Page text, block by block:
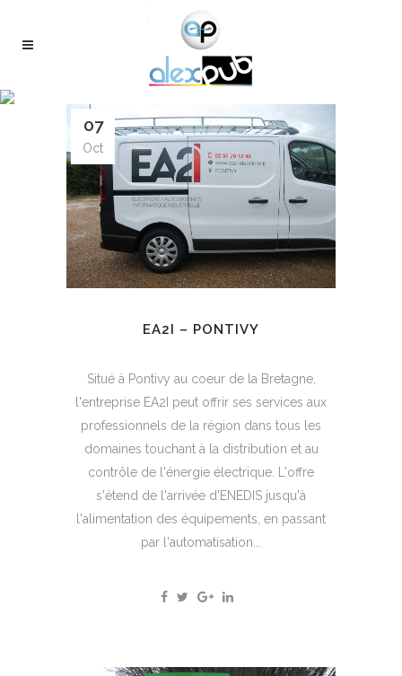
07
Oct
EA2I – PONTIVY
Situé à Pontivy au coeur de la Bretagne,
l'entreprise EA2I peut offrir ses services aux
professionnels de la région dans tous les
domaines touchant à la distribution et au
contrôle de l'énergie électrique. L'offre
s'étend de l'arrivée d'ENEDIS jusqu'à
l'alimentation des équipements, en passant
par l'automatisation...